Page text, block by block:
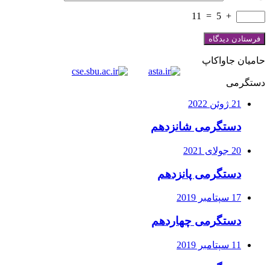
+
5
=
11
حامیان جاواکاپ
دستگرمی
21 ژوئن 2022
دستگرمی شانزدهم
20 جولای 2021
دستگرمی پانزدهم
17 سپتامبر 2019
دستگرمی چهاردهم
11 سپتامبر 2019